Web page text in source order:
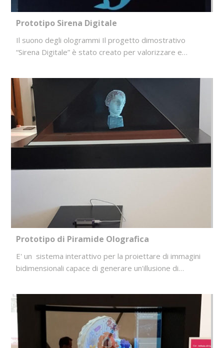
Prototipo Sirena Digitale
Il suono degli ologrammi Il progetto dimostrativo
“Sirena Digitale” è stato creato per valorizzare e…
Prototipo di Piramide Olografica
E' un sistema interattivo per la proiettare di immagini
bidimensionali capace di generare un'illusione di…